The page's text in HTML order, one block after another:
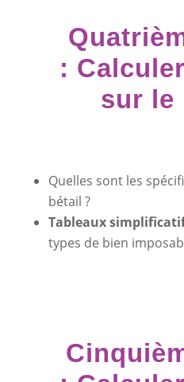
:
sur le
Quelles sont les
bétail ?
Tableaux
types de bien